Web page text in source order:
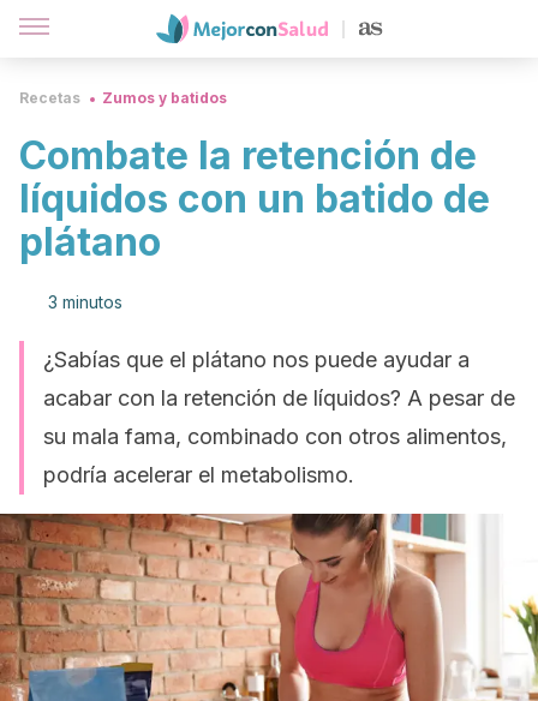
Recetas Zumos y batidos
Combate la retención de
líquidos con un batido de
plátano
3 minutos
¿Sabías que el plátano nos puede ayudar a
acabar con la retención de líquidos? A pesar de
su mala fama, combinado con otros alimentos,
podría acelerar el metabolismo.